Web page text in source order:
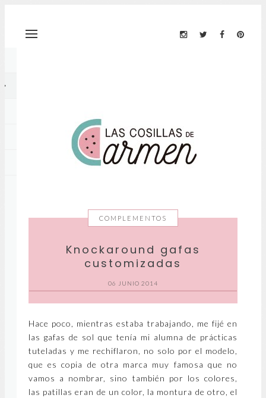
COMPLEMENTOS
Knockaround gafas
customizadas
06 JUNIO 2014
Hace poco, mientras estaba trabajando, me fijé en
las gafas de sol que tenía mi alumna de prácticas
tuteladas y me rechiflaron, no solo por el modelo,
que es copia de otra marca muy famosa que no
vamos a nombrar, sino también por los colores,
las patillas eran de un color, la montura de otro, el